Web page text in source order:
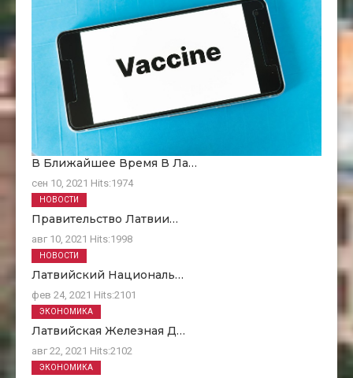
В Ближайшее Время В Ла…
сен 10, 2021 Hits:1974
Правительство Латвии…
авг 10, 2021 Hits:1998
НОВОСТИ
Латвийский Националь…
фев 24, 2021 Hits:2101
НОВОСТИ
Латвийская Железная Д…
авг 22, 2021 Hits:2102
ЭКОНОМИКА
ЭКОНОМИКА